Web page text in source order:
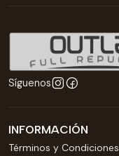
Síguenos
INFORMACIÓN
Términos y Condiciones